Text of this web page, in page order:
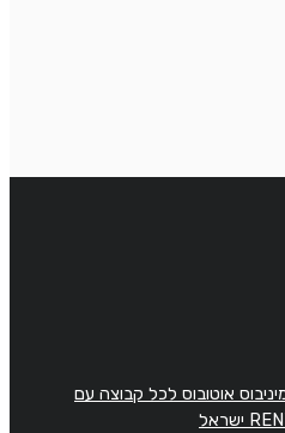
אוטובוס לכל קבוצה עם